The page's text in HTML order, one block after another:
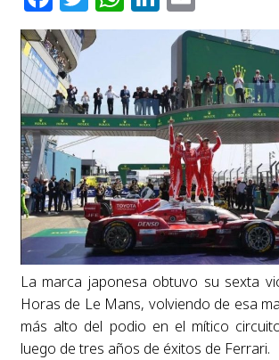
La marca japonesa obtuvo su sexta
Horas de Le Mans, volviendo de esa
más alto del podio en el mítico
luego de tres años de éxitos de Ferrari.